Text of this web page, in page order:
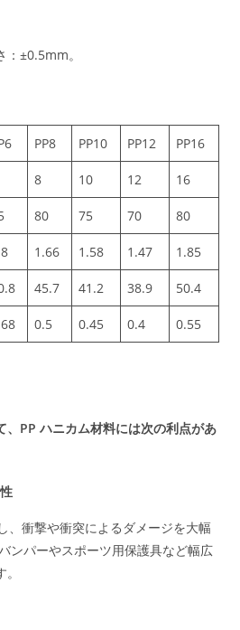
±0.5mm。
PP8 PP10 PP12 PP16
8 10 12 16
80 75 70 80
1.66 1.58 1.47 1.85
45.7 41.2 38.9 50.4
0.5 0.45 0.4 0.55
、PP ハニカム材料には次の利点があ
、衝撃や衝突によるダメージを大幅
ンパーやスポーツ用保護具など幅広